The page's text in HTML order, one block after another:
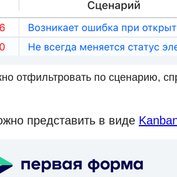
отфильтровать по сценарию,
представить в виде